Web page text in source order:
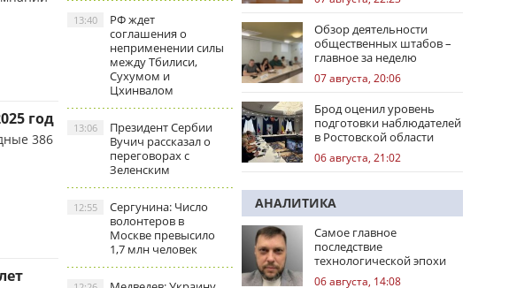
год
386
РФ ждет
соглашения о
неприменении силы
между Тбилиси,
Сухумом и
Цхинвалом
13:40
Президент Сербии
Вучич рассказал о
переговорах с
Зеленским
13:06
Сергунина: Число
волонтеров в
Москве превысило
1,7 млн человек
12:55
выборах
Обзор деятельности
общественных штабов –
главное за неделю
07 августа, 20:06
Брод оценил уровень
подготовки наблюдателей
в Ростовской области
06 августа, 21:02
АНАЛИТИКА
Самое главное
последствие
технологической эпохи
06 августа, 14:08